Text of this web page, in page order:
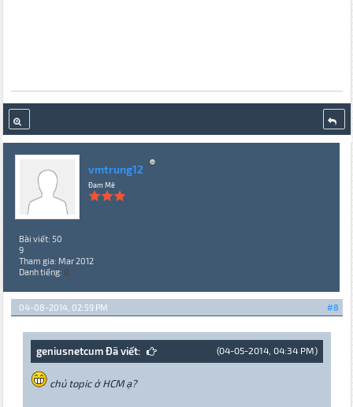
vmtrung12
Đam Mê
Bài viết: 50
9
Tham gia: Mar 2012
Danh tiếng: 0
#8
04-08-2014, 02:59 PM
(04-05-2014, 04:34 PM)
geniusnetcum Đã viết:
chủ topic ở HCM ạ?